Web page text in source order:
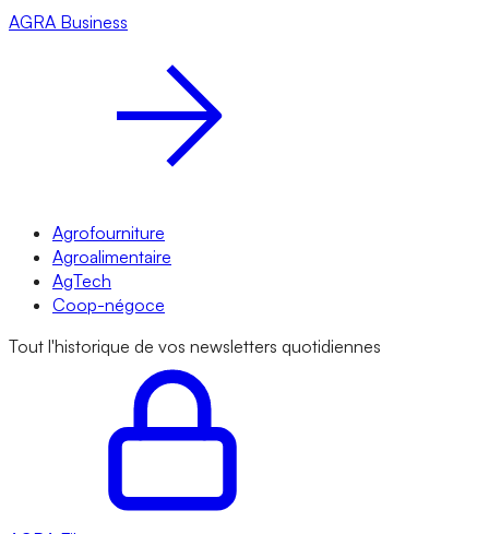
AGRA Business
Agrofourniture
Agroalimentaire
AgTech
Coop-négoce
Tout l'historique de vos newsletters quotidiennes